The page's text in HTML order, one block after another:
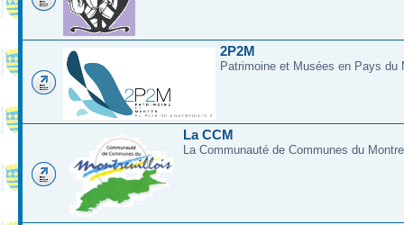
2P2M
Patrimoine et Musées en Pays du
La CCM
La Communauté de Communes du